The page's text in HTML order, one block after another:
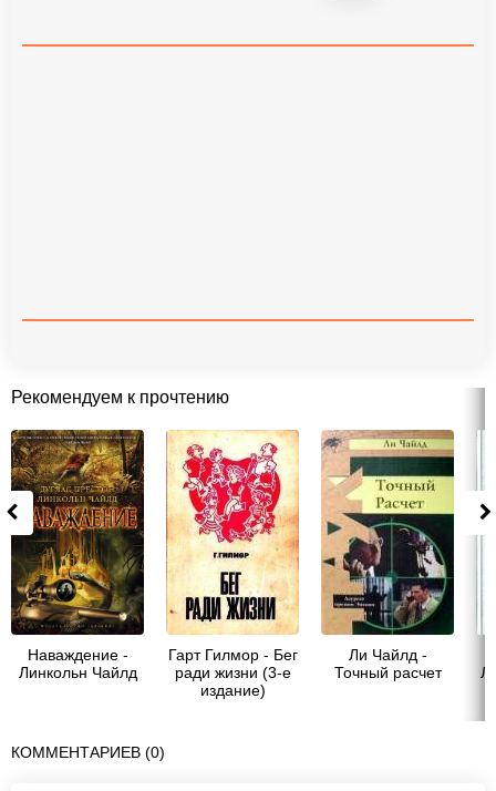
Рекомендуем к прочтению
Наваждение -
Линкольн Чайлд
Гарт Гилмор - Бег
ради жизни (3-е
издание)
Ли Чайлд -
Точный расчет
КОММЕНТАРИЕВ (0)